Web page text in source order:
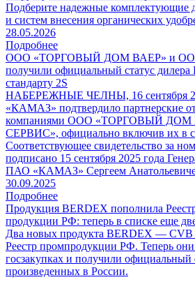
Подберите надежные комплектующие
и систем внесения органических
28.05.2026
Подробнее
ООО «ТОРГОВЫЙ ДОМ ВАЕР» и
получили официальный статус
стандарту 2S
НАБЕРЕЖНЫЕ ЧЕЛНЫ, 16 сентября
«КАМАЗ» подтвердило партнерские
компаниями ООО «ТОРГОВЫЙ ДОМ
СЕРВИС», официально включив их в
Соответствующее свидетельство за
подписано 15 сентября 2025 года
ПАО «КАМАЗ» Сергеем
30.09.2025
Подробнее
Продукция BERDEX пополнила
продукции РФ: теперь в списке еще
Два новых продукта BERDEX —
Реестр промпродукции РФ. Теперь они
госзакупках и получили официальный
произведенных в России.